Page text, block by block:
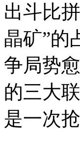
出斗比
晶矿”的
争局势
的三大
是一次